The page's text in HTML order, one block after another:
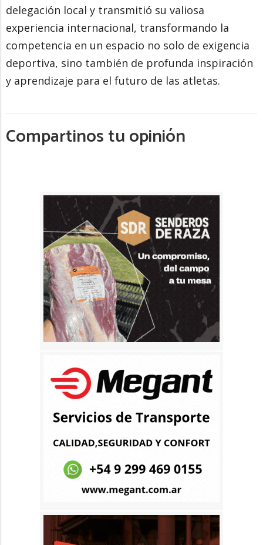
delegación local y transmitió su valiosa
experiencia internacional, transformando la
competencia en un espacio no solo de exigencia
deportiva, sino también de profunda inspiración
y aprendizaje para el futuro de las atletas.
Compartinos tu opinión